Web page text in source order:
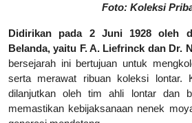
Foto: Koleksi
Didirikan pada 2 Juni 1928 oleh
Belanda, yaitu F. A. Liefrinck dan Dr.
bersejarah ini bertujuan untuk
serta merawat ribuan koleksi lontar.
dilanjutkan oleh tim ahli lontar dan
memastikan kebijaksanaan nenek